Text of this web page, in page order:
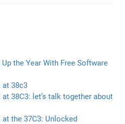
Up the Year With Free Software
at 38c3
at 38C3: let’s talk together about
at the 37C3: Unlocked